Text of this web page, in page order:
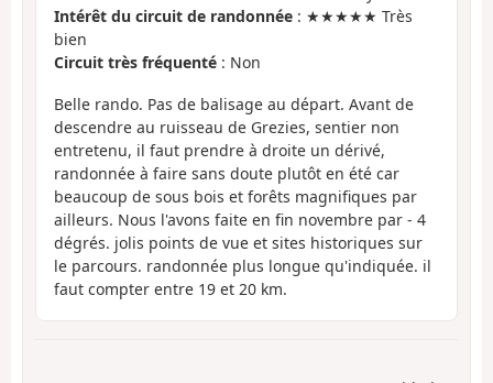
Intérêt du circuit de randonnée : ★★★★★ Très
bien
Circuit très fréquenté : Non
Belle rando. Pas de balisage au départ. Avant de
descendre au ruisseau de Grezies, sentier non
entretenu, il faut prendre à droite un dérivé,
randonnée à faire sans doute plutôt en été car
beaucoup de sous bois et forêts magnifiques par
ailleurs. Nous l'avons faite en fin novembre par - 4
dégrés. jolis points de vue et sites historiques sur
le parcours. randonnée plus longue qu'indiquée. il
faut compter entre 19 et 20 km.